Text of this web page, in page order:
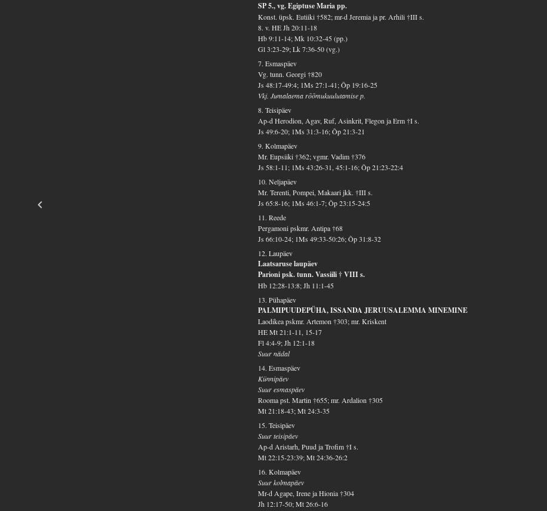
SP 5., vg. Egiptuse Maria pp.
Konst. üpsk. Eutiiki †582; mr-d Jeremia ja pr. Arhili †III s.
8. v. HE Jh 20:11-18
Hb 9:11-14; Mk 10:32-45 (pp.)
Gl 3:23-29; Lk 7:36-50 (vg.)
7. Esmaspäev
Vg. tunn. Georgi †820
Js 48:17-49:4; 1Ms 27:1-41; Õp 19:16-25
Vkj. Jumalaema rõõmukuulutamise p.
8. Teisipäev
Ap-d Herodion, Agav, Ruf, Asinkrit, Flegon ja Erm †I s.
Js 49:6-20; 1Ms 31:3-16; Õp 21:3-21
9. Kolmapäev
Mr. Eupsiiki †362; vgmr. Vadim †376
Js 58:1-11; 1Ms 43:26-31, 45:1-16; Õp 21:23-22:4
10. Neljapäev
Mr. Terenti, Pompei, Makaari jkk. †III s.
Js 65:8-16; 1Ms 46:1-7; Õp 23:15-24:5
11. Reede
Pergamoni pskmr. Antipa †68
Js 66:10-24; 1Ms 49:33-50:26; Õp 31:8-32
12. Laupäev
Laatsaruse laupäev
Parioni psk. tunn. Vassiili † VIII s.
Hb 12:28-13:8; Jh 11:1-45
13. Pühapäev
PALMIPUUDEPÜHA, ISSANDA JERUUSALEMMA MINEMINE
Laodikea pskmr. Artemon †303; mr. Kriskent
HE Mt 21:1-11, 15-17
Fl 4:4-9; Jh 12:1-18
Suur nädal
14. Esmaspäev
Künnipäev
Suur esmaspäev
Rooma pst. Martin †655; mr. Ardalion †305
Mt 21:18-43; Mt 24:3-35
15. Teisipäev
Suur teisipäev
Ap-d Aristarh, Puud ja Trofim †I s.
Mt 22:15-23:39; Mt 24:36-26:2
16. Kolmapäev
Suur kolmapäev
Mr-d Agape, Irene ja Hionia †304
Jh 12:17-50; Mt 26:6-16